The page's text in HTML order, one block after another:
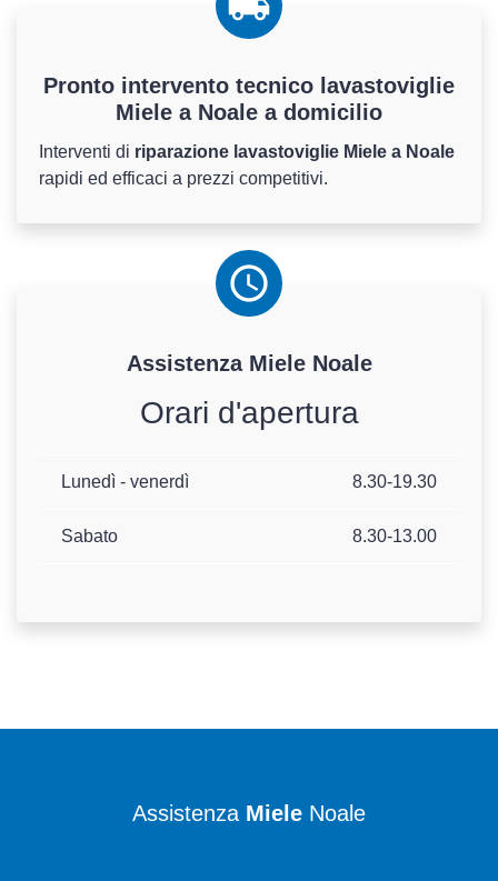
Pronto intervento tecnico lavastoviglie
Miele a Noale a domicilio
Interventi di riparazione lavastoviglie Miele a Noale
rapidi ed efficaci a prezzi competitivi.
Assistenza MieleNoale
Orari d'apertura
Lunedì - venerdì 8.30-19.30
Sabato 8.30-13.00
Assistenza Miele Noale